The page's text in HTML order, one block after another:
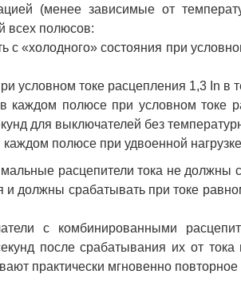
(менее зависимые от
всех полюсов:
с «холодного» состояния при
условном токе расцепления 1,3 In в
каждом полюсе при условном токе
для выключателей без
полюсе при удвоенной
расцепители тока не
и должны срабатывать при токе
с комбинированными
после срабатывания их от тока
практически мгновенно